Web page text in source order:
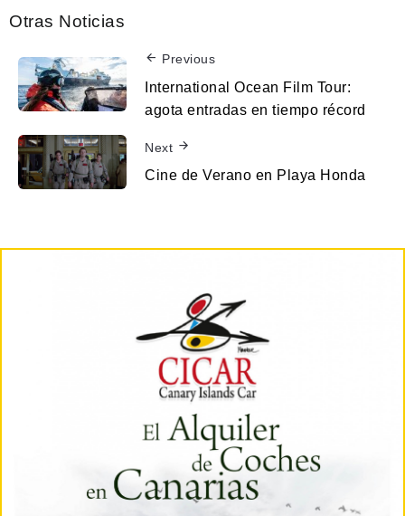
Otras Noticias
Previous
International Ocean Film Tour:
agota entradas en tiempo récord
Next
Cine de Verano en Playa Honda